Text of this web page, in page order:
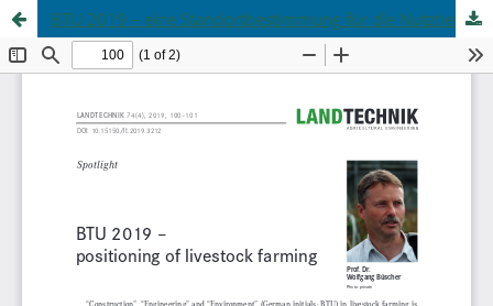
BTU 2019 – eine Standortbestimmung für die Nutztierhaltung